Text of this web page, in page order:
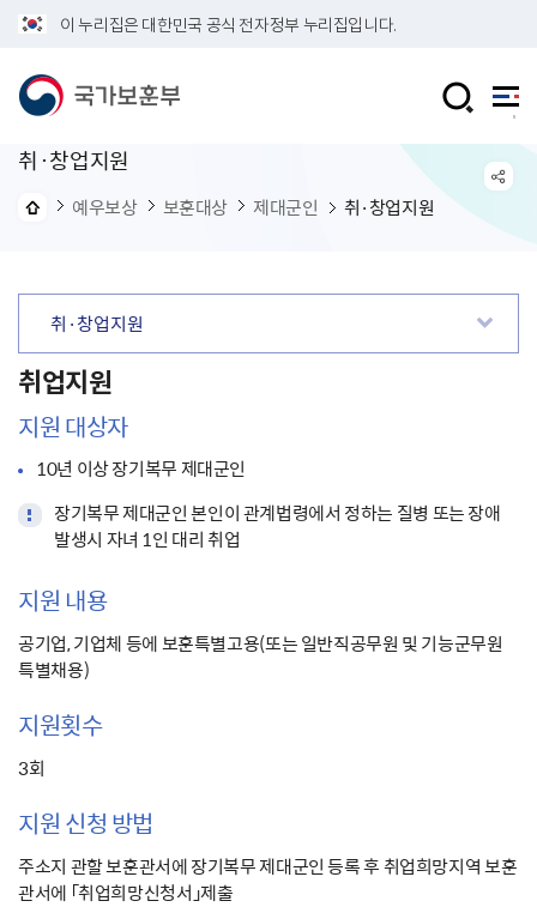
이 누리집은 대한민국 공식 전자정부 누리집입니다.
취·창업지원
예우보상 보훈대상 제대군인 취·창업지원
취·창업지원
취업지원
지원 대상자
10년 이상 장기복무 제대군인
장기복무 제대군인 본인이 관계법령에서 정하는 질병 또는 장애
발생시 자녀 1인 대리 취업
지원 내용
공기업, 기업체 등에 보훈특별고용(또는 일반직공무원 및 기능군무원
특별채용)
지원횟수
3회
지원 신청 방법
주소지 관할 보훈관서에 장기복무 제대군인 등록 후 취업희망지역 보훈
관서에 「취업희망신청서」제출